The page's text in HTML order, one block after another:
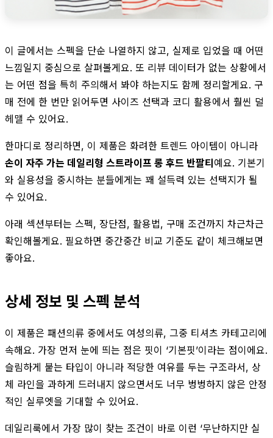
이 글에서는 스펙을 단순 나열하지 않고, 실제로 입었을 때 어떤
느낌일지 중심으로 살펴볼게요. 또 리뷰 데이터가 없는 상황에서
는 어떤 점을 특히 주의해서 봐야 하는지도 함께 정리할게요. 구
매 전에 한 번만 읽어두면 사이즈 선택과 코디 활용에서 훨씬 덜
헤맬 수 있어요.
한마디로 정리하면, 이 제품은 화려한 트렌드 아이템이 아니라
손이 자주 가는 데일리형 스트라이프 롱 후드 반팔티예요. 기본기
와 실용성을 중시하는 분들에게는 꽤 설득력 있는 선택지가 될
수 있어요.
아래 섹션부터는 스펙, 장단점, 활용법, 구매 조건까지 차근차근
확인해볼게요. 필요하면 중간중간 비교 기준도 같이 체크해보면
좋아요.
상세 정보 및 스펙 분석
이 제품은 패션의류 중에서도 여성의류, 그중 티셔츠 카테고리에
속해요. 가장 먼저 눈에 띄는 점은 핏이 ‘기본핏’이라는 점이에요.
슬림하게 붙는 타입이 아니라 적당한 여유를 두는 구조라서, 상
체 라인을 과하게 드러내지 않으면서도 너무 벙벙하지 않은 안정
적인 실루엣을 기대할 수 있어요.
데일리룩에서 가장 많이 찾는 조건이 바로 이런 ‘무난하지만 실